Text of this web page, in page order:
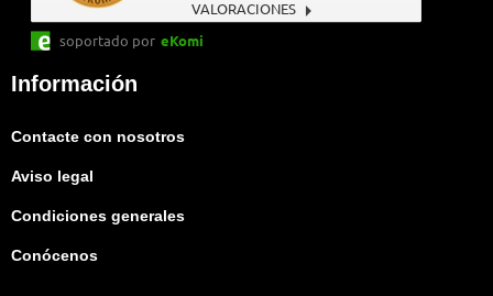
VALORACIONES
soportado por eKomi
Información
Contacte con nosotros
Aviso legal
Condiciones generales
Conócenos